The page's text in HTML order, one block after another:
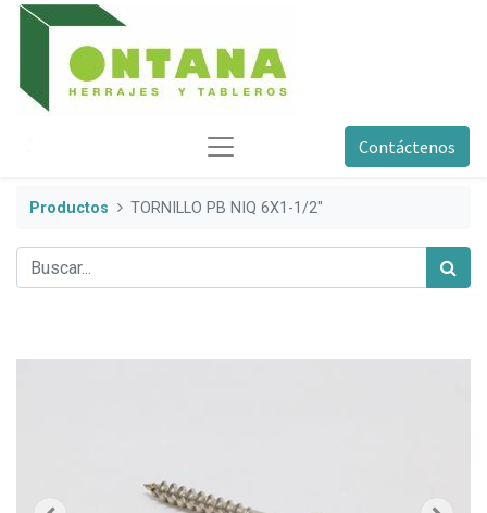
Contáctenos
Productos TORNILLO PB NIQ 6X1-1/2"